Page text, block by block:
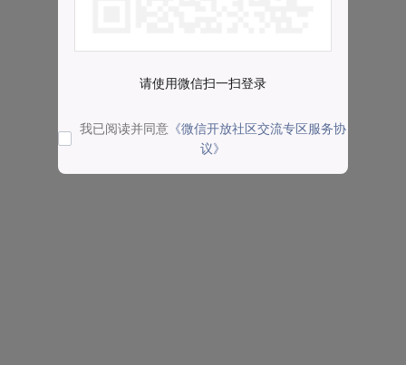
请使用微信扫一扫登录
我已阅读并同意 《微信开放社区交流专区服务协
议》